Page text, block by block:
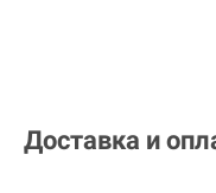
Доставка и